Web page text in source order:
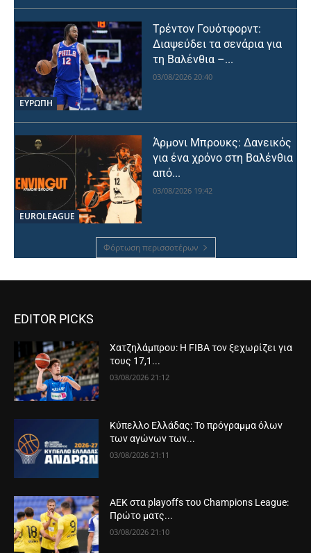
ΕΥΡΩΠΗ
Τρέντον Γουότφορντ:
Διαψεύδει τα σενάρια για
τη Βαλένθια –...
03/08/2026 20:40
EUROLEAGUE
Άρμονι Μπρουκς: Δανεικός
για ένα χρόνο στη Βαλένθια
από...
03/08/2026 19:42
Φόρτωση περισσοτέρων
EDITOR PICKS
Χατζηλάμπρου: Η FIBA τον ξεχωρίζει για
τους 17,1...
03/08/2026 21:12
Κύπελλο Ελλάδας: Το πρόγραμμα όλων
των αγώνων των...
03/08/2026 21:11
ΑΕΚ στα playoffs του Champions League:
Πρώτο ματς...
03/08/2026 21:10